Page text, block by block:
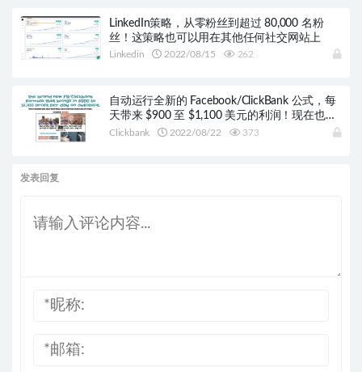
LinkedIn策略，从零粉丝到超过 80,000 名粉
丝！这策略也可以用在其他任何社交网站上
Linkedin 2022/08/15 262
自动运行全新的 Facebook/ClickBank 公式，每
天带来 $900 至 $1,100 美元的利润！现在也正
在疯狂地工作…
Clickbank 2022/08/22 373
发表回复